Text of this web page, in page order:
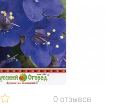
0 отзывов